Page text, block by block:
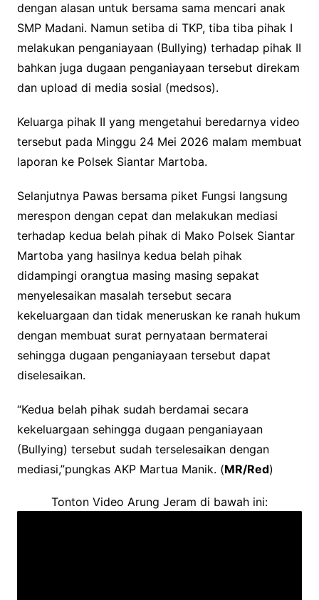
dengan alasan untuk bersama sama mencari anak
SMP Madani. Namun setiba di TKP, tiba tiba pihak I
melakukan penganiayaan (Bullying) terhadap pihak II
bahkan juga dugaan penganiayaan tersebut direkam
dan upload di media sosial (medsos).
Keluarga pihak II yang mengetahui beredarnya video
tersebut pada Minggu 24 Mei 2026 malam membuat
laporan ke Polsek Siantar Martoba.
Selanjutnya Pawas bersama piket Fungsi langsung
merespon dengan cepat dan melakukan mediasi
terhadap kedua belah pihak di Mako Polsek Siantar
Martoba yang hasilnya kedua belah pihak
didampingi orangtua masing masing sepakat
menyelesaikan masalah tersebut secara
kekeluargaan dan tidak meneruskan ke ranah hukum
dengan membuat surat pernyataan bermaterai
sehingga dugaan penganiayaan tersebut dapat
diselesaikan.
“Kedua belah pihak sudah berdamai secara
kekeluargaan sehingga dugaan penganiayaan
(Bullying) tersebut sudah terselesaikan dengan
mediasi,”pungkas AKP Martua Manik. (MR/Red)
Tonton Video Arung Jeram di bawah ini: